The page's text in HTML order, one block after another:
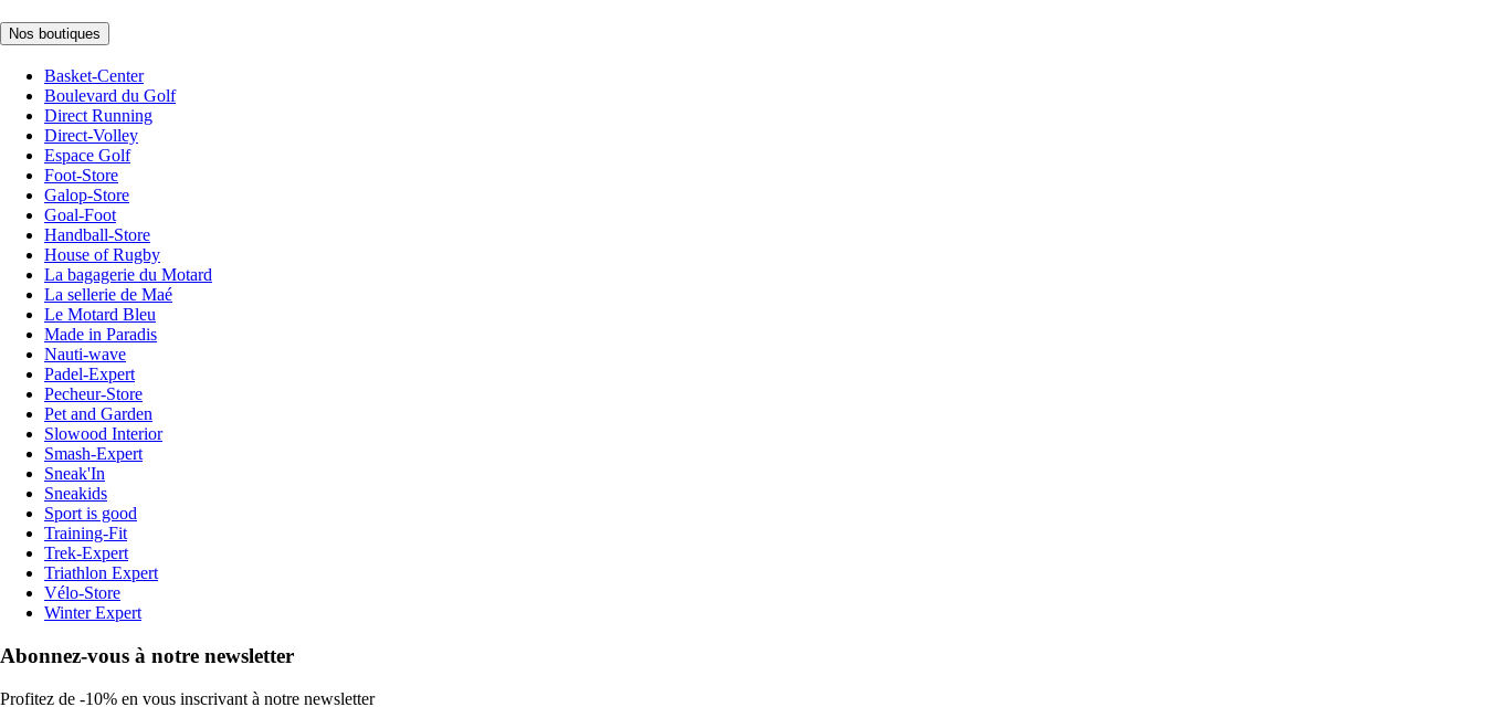
Nos boutiques
Basket-Center
Boulevard du Golf
Direct Running
Direct-Volley
Espace Golf
Foot-Store
Galop-Store
Goal-Foot
Handball-Store
House of Rugby
La bagagerie du Motard
La sellerie de Maé
Le Motard Bleu
Made in Paradis
Nauti-wave
Padel-Expert
Pecheur-Store
Pet and Garden
Slowood Interior
Smash-Expert
Sneak'In
Sneakids
Sport is good
Training-Fit
Trek-Expert
Triathlon Expert
Vélo-Store
Winter Expert
Abonnez-vous à notre newsletter
Profitez de -10% en vous inscrivant à notre newsletter